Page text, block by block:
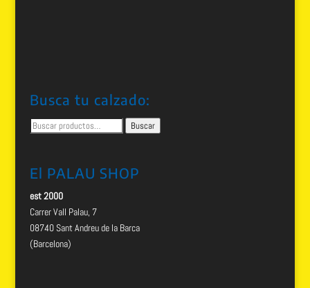
Busca tu calzado:
Buscar
por:
Buscar
El PALAU SHOP
est 2000
Carrer Vall Palau, 7
08740 Sant Andreu de la Barca
(Barcelona)